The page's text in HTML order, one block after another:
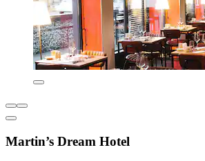
Martin’s Dream Hotel